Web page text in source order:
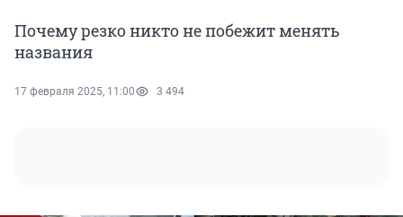
Почему резко никто не побежит менять
названия
17 февраля 2025, 11:00 3 494